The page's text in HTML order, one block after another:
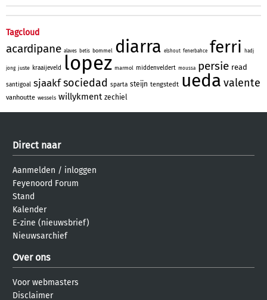
Tagcloud
acardipane alaves betis bommel diarra elshout fenerbahce ferri hadj
jong juste kraaijeveld lopez marmol middenveldert moussa persie read
santigoal sjaakfsociedad sparta steijn tengstedt ueda valente
vanhoutte wessels willykment zechiel
Direct naar
Aanmelden / inloggen
Feyenoord Forum
Stand
Kalender
E-zine (nieuwsbrief)
Nieuwsarchief
Over ons
Voor webmasters
Disclaimer